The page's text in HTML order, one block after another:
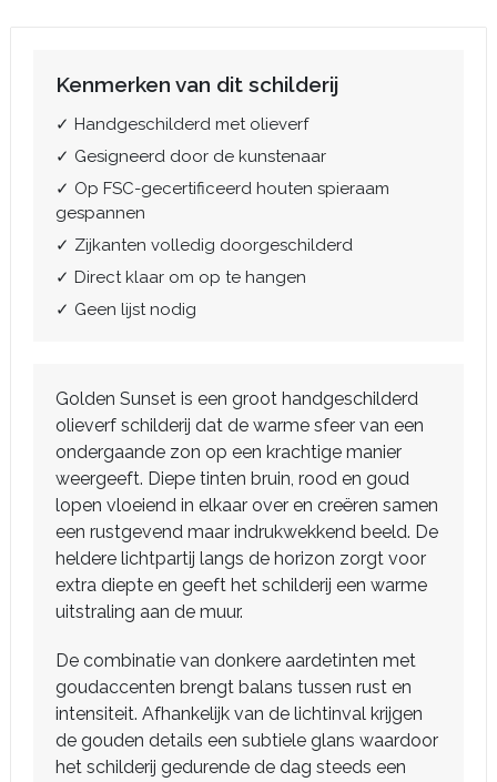
Kenmerken van dit schilderij
✓ Handgeschilderd met olieverf
✓ Gesigneerd door de kunstenaar
✓ Op FSC-gecertificeerd houten spieraam
gespannen
✓ Zijkanten volledig doorgeschilderd
✓ Direct klaar om op te hangen
✓ Geen lijst nodig
Golden Sunset is een groot handgeschilderd
olieverf schilderij dat de warme sfeer van een
ondergaande zon op een krachtige manier
weergeeft. Diepe tinten bruin, rood en goud
lopen vloeiend in elkaar over en creëren samen
een rustgevend maar indrukwekkend beeld. De
heldere lichtpartij langs de horizon zorgt voor
extra diepte en geeft het schilderij een warme
uitstraling aan de muur.
De combinatie van donkere aardetinten met
goudaccenten brengt balans tussen rust en
intensiteit. Afhankelijk van de lichtinval krijgen
de gouden details een subtiele glans waardoor
het schilderij gedurende de dag steeds een